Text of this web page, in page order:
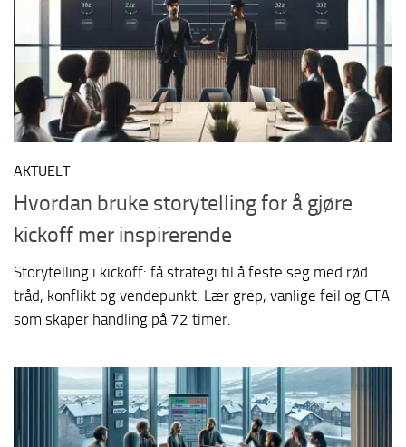
AKTUELT
Hvordan bruke storytelling for å gjøre
kickoff mer inspirerende
Storytelling i kickoff: få strategi til å feste seg med rød
tråd, konflikt og vendepunkt. Lær grep, vanlige feil og CTA
som skaper handling på 72 timer.